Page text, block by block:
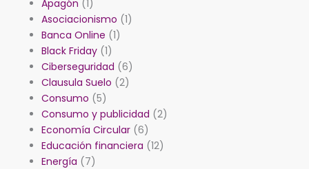
Apagón (1)
Asociacionismo (1)
Banca Online (1)
Black Friday(1)
Ciberseguridad (6)
Clausula Suelo (2)
Consumo (5)
Consumo y publicidad (2)
Economía Circular(6)
Educación financiera (12)
Energía (7)